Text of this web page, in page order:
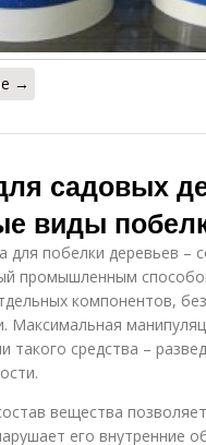
→
садовых
виды
для побелки деревьев –
промышленным
компонентов,
Максимальная
такого средства –
вещества
его внутренние